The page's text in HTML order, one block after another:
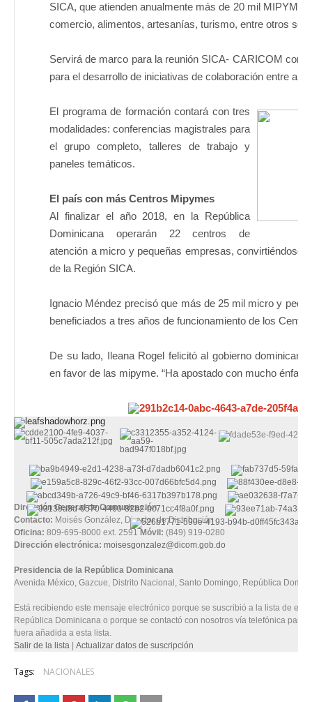
SICA, que atienden anualmente más de 20 mil
comercio, alimentos, artesanías, turismo, entre otros
Servirá de marco para la reunión SICA- CARICOM con
para el desarrollo de iniciativas de colaboración entre
El programa de formación contará con tres
modalidades: conferencias magistrales para
el grupo completo, talleres de trabajo y
paneles temáticos.
El país con más Centros Mipymes
Al finalizar el año 2018, en la República
Dominicana operarán 22 centros de
atención a micro y pequeñas empresas, convirtiéndose
de la Región SICA.
Ignacio Méndez precisó que más de 25 mil micro y
beneficiados a tres años de funcionamiento de los
De su lado, Ileana Rogel felicitó al gobierno
en favor de las mipyme. “Ha apostado con mucho
Dirección General de Comunicación
Contacto: Moisés González, Director de Distribución
Oficina: 809-695-8000 ext. 2591 Móvil: (849) 919-0280
Dirección electrónica: moisesgonzalez@dicom.gob.do
Presidencia de la República Dominicana
Avenida México, Gazcue, Distrito Nacional, Santo Domingo, República
Está recibiendo este mensaje electrónico porque se suscribió a la lista de
República Dominicana o porque se contactó con nosotros vía telefónica para
fuera añadida a esta lista.
Salir de la lista
Actualizar datos de suscripción
Tags: NACIONALES